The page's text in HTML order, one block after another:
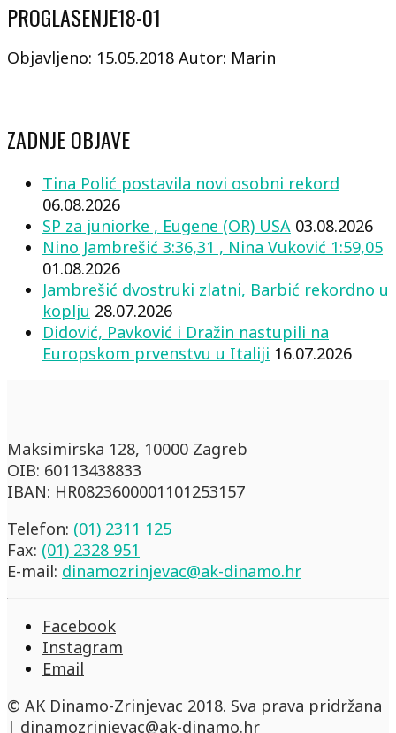
PROGLASENJE18-01
Objavljeno: 15.05.2018 Autor: Marin
ZADNJE OBJAVE
Tina Polić postavila novi osobni rekord
06.08.2026
SP za juniorke , Eugene (OR) USA 03.08.2026
Nino Jambrešić 3:36,31 , Nina Vuković 1:59,05
01.08.2026
Jambrešić dvostruki zlatni, Barbić rekordno u
koplju 28.07.2026
Didović, Pavković i Dražin nastupili na
Europskom prvenstvu u Italiji 16.07.2026
Maksimirska 128, 10000 Zagreb
OIB: 60113438833
IBAN: HR0823600001101253157
Telefon: (01) 2311 125
Fax: (01) 2328 951
E-mail: dinamozrinjevac@ak-dinamo.hr
Facebook
Instagram
Email
© AK Dinamo-Zrinjevac 2018. Sva prava pridržana
| dinamozrinjevac@ak-dinamo.hr